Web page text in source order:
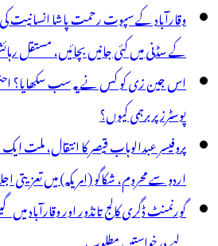
گئیں!
وقارآباد کے سپوت رحمت پاشا انسانیت کی
کے سڈنی میں کئی جانیں بچائیں، مستقل
اس جین زی کو کس نے یہ سب سکھایا؟
پوسٹرز پر برہمی کیوں؟
پروفیسر عبدالوہاب قیصر کا انتقال، ملت
اردو سے محروم، شکاگو (امریکہ) میں تعزیتی
گورنمنٹ ڈگری کالج تانڈور اور وقارآباد